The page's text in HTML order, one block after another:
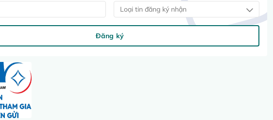
Loại tin đăng ký nhận
Đăng ký